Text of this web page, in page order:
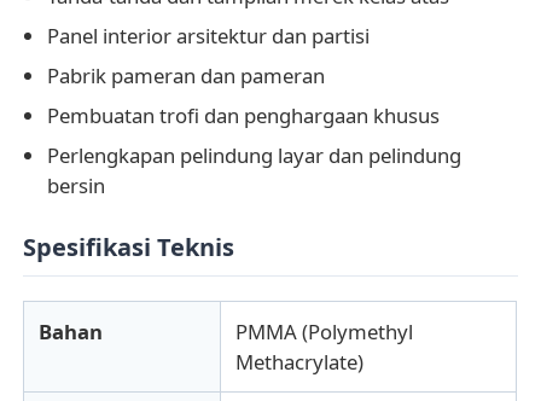
Bingkai foto akrilik
Potongan Lembar Akrilik
Pemegang Tanda Akrilik
Panel interior arsitektur dan partisi
Pabrik pameran dan pameran
Pembuatan trofi dan penghargaan khusus
Perlengkapan pelindung layar dan pelindung
bersin
Spesifikasi Teknis
Bahan
PMMA (Polymethyl
Methacrylate)